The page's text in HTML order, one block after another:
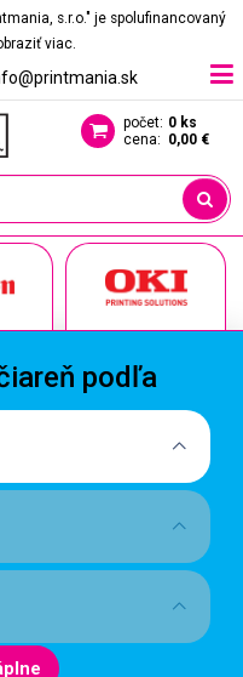
s.r.o." je spolufinancovaný
viac.
počet: 0 ks
cena: 0,00 €
podľa